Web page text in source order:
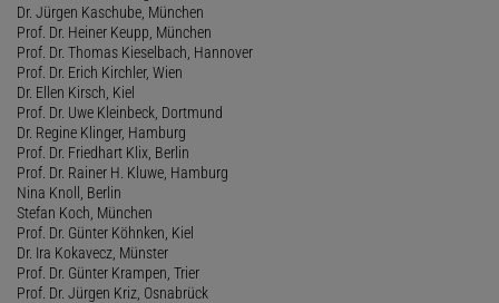
Dr. Jürgen Kaschube, München
Prof. Dr. Heiner Keupp, München
Prof. Dr. Thomas Kieselbach, Hannover
Prof. Dr. Erich Kirchler, Wien
Dr. Ellen Kirsch, Kiel
Prof. Dr. Uwe Kleinbeck, Dortmund
Dr. Regine Klinger, Hamburg
Prof. Dr. Friedhart Klix, Berlin
Prof. Dr. Rainer H. Kluwe, Hamburg
Nina Knoll, Berlin
Stefan Koch, München
Prof. Dr. Günter Köhnken, Kiel
Dr. Ira Kokavecz, Münster
Prof. Dr. Günter Krampen, Trier
Prof. Dr. Jürgen Kriz, Osnabrück